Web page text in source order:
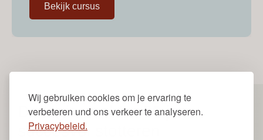
Wij gebruiken cookies om je ervaring te
verbeteren und ons verkeer te analyseren.
Privacybeleid.
Bekijk cursus
De logica achter 50 jaar
succesvol stotteren